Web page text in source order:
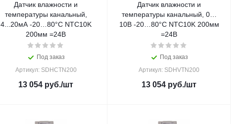
Датчик влажности и
температуры канальный,
4...20мА -20…80°С NTC10K
200мм =24В
Под заказ
Артикул: SDHCTN200
13 054 руб./шт
Датчик влажности и
температуры канальный, 0…
10В -20…80°С NTC10K 200мм
=24В
Под заказ
Артикул: SDHVTN200
13 054 руб./шт